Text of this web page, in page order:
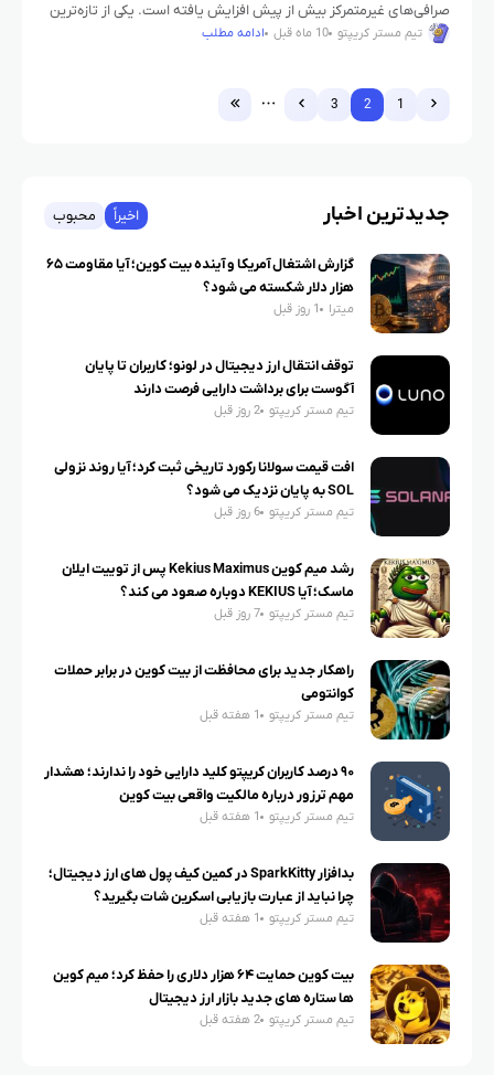
صرافی‌های غیرمتمرکز بیش از پیش افزایش یافته است. یکی از تازه‌ترین
اخبار این حوزه، صدرنشینی صرافی مشتقات غیرمتمرکز آستر
تیم مستر کریپتو 10 ماه قبل ادامه مطلب
1
2
3
جدیدترین اخبار اخیراً محبوب
گزارش اشتغال آمریکا و آینده بیت کوین؛ آیا مقاومت ۶۵
هزار دلار شکسته می شود؟
میترا 1 روز قبل
توقف انتقال ارز دیجیتال در لونو؛ کاربران تا پایان
آگوست برای برداشت دارایی فرصت دارند
تیم مستر کریپتو 2 روز قبل
افت قیمت سولانا رکورد تاریخی ثبت کرد؛ آیا روند نزولی
SOL به پایان نزدیک می شود؟
تیم مستر کریپتو 6 روز قبل
رشد میم کوین Kekius Maximus پس از توییت ایلان
ماسک؛ آیا KEKIUS دوباره صعود می کند؟
تیم مستر کریپتو 7 روز قبل
راهکار جدید برای محافظت از بیت کوین در برابر حملات
کوانتومی
تیم مستر کریپتو 1 هفته قبل
۹۰ درصد کاربران کریپتو کلید دارایی خود را ندارند؛ هشدار
مهم ترزور درباره مالکیت واقعی بیت کوین
تیم مستر کریپتو 1 هفته قبل
بدافزار SparkKitty در کمین کیف پول های ارز دیجیتال؛
چرا نباید از عبارت بازیابی اسکرین شات بگیرید؟
تیم مستر کریپتو 1 هفته قبل
بیت کوین حمایت ۶۴ هزار دلاری را حفظ کرد؛ میم کوین
ها ستاره های جدید بازار ارز دیجیتال
تیم مستر کریپتو 2 هفته قبل